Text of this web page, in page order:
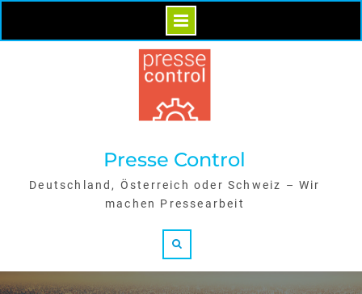
Skip
Presse Control
Deutschland, Österreich oder Schweiz – Wir
machen Pressearbeit